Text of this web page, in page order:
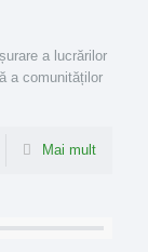
a lucrărilor
a comunităților
Mai mult